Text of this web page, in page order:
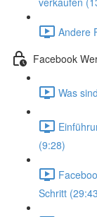
Andere
Facebook
Was
(9:28)
Schritt